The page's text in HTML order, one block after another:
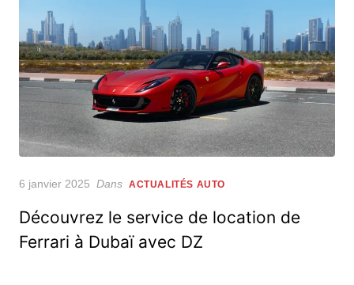
Posted
6 janvier 2025 Dans ACTUALITÉS AUTO
Découvrez le service de location de
Ferrari à Dubaï avec DZ